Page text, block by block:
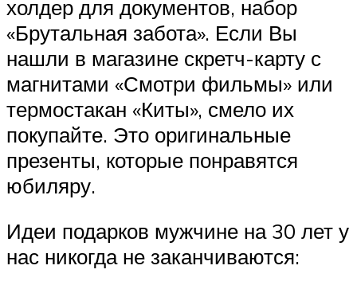
холдер для документов, набор
«Брутальная забота». Если Вы
нашли в магазине скретч-карту с
магнитами «Смотри фильмы» или
термостакан «Киты», смело их
покупайте. Это оригинальные
презенты, которые понравятся
юбиляру.
Идеи подарков мужчине на 30 лет у
нас никогда не заканчиваются: